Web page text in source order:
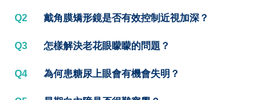
Q2 戴角膜矯形鏡是否有效控制近視加深？
Q3 怎樣解決老花眼矇矇的問題？
Q4 為何患糖尿上眼會有機會失明？